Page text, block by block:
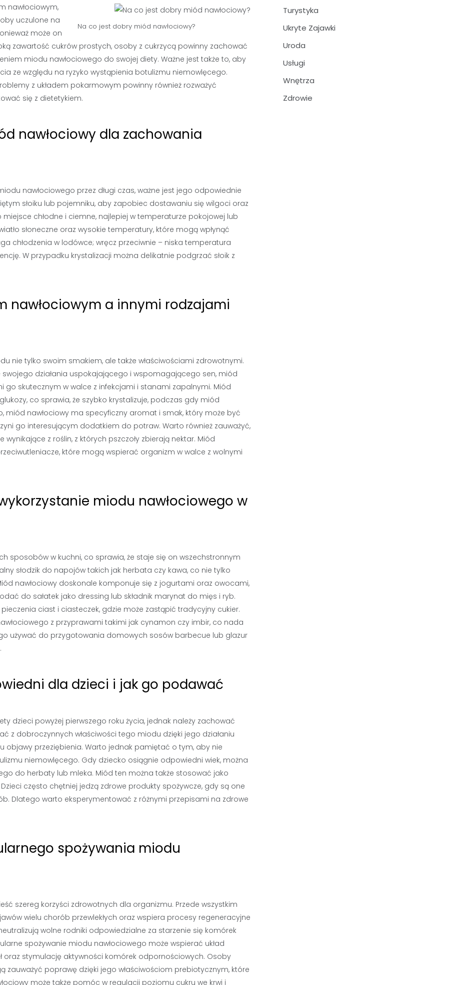
Na co jest dobry miód nawłociowy?
nawłociowym,
uczulone na
może on
zawartość cukrów prostych, osoby z cukrzycą powinny zachować
miodu nawłociowego do swojej diety. Ważne jest także to, aby
ze względu na ryzyko wystąpienia botulizmu niemowlęcego.
z układem pokarmowym powinny również rozważyć
się z dietetykiem.
nawłociowy dla zachowania
nawłociowego przez długi czas, ważne jest jego odpowiednie
słoiku lub pojemniku, aby zapobiec dostawaniu się wilgoci oraz
chłodne i ciemne, najlepiej w temperaturze pokojowej lub
słoneczne oraz wysokie temperatury, które mogą wpłynąć
chłodzenia w lodówce; wręcz przeciwnie – niska temperatura
W przypadku krystalizacji można delikatnie podgrzać słoik z
nawłociowym a innymi rodzajami
nie tylko swoim smakiem, ale także właściwościami zdrowotnymi.
działania uspokajającego i wspomagającego sen, miód
go skutecznym w walce z infekcjami i stanami zapalnymi. Miód
co sprawia, że szybko krystalizuje, podczas gdy miód
miód nawłociowy ma specyficzny aromat i smak, który może być
go interesującym dodatkiem do potraw. Warto również zauważyć,
z roślin, z których pszczoły zbierają nektar. Miód
które mogą wspierać organizm w walce z wolnymi
miodu nawłociowego w
sposobów w kuchni, co sprawia, że staje się on wszechstronnym
słodzik do napojów takich jak herbata czy kawa, co nie tylko
nawłociowy doskonale komponuje się z jogurtami oraz owocami,
do sałatek jako dressing lub składnik marynat do mięs i ryb.
ciast i ciasteczek, gdzie może zastąpić tradycyjny cukier.
z przyprawami takimi jak cynamon czy imbir, co nada
używać do przygotowania domowych sosów barbecue lub glazur
dla dzieci i jak go podawać
dzieci powyżej pierwszego roku życia, jednak należy zachować
z dobroczynnych właściwości tego miodu dzięki jego działaniu
przeziębienia. Warto jednak pamiętać o tym, aby nie
niemowlęcego. Gdy dziecko osiągnie odpowiedni wiek, można
do herbaty lub mleka. Miód ten można także stosować jako
często chętniej jedzą zdrowe produkty spożywcze, gdy są one
Dlatego warto eksperymentować z różnymi przepisami na zdrowe
spożywania miodu
szereg korzyści zdrowotnych dla organizmu. Przede wszystkim
wielu chorób przewlekłych oraz wspiera procesy regeneracyjne
wolne rodniki odpowiedzialne za starzenie się komórek
spożywanie miodu nawłociowego może wspierać układ
oraz stymulację aktywności komórek odpornościowych. Osoby
poprawę dzięki jego właściwościom prebiotycznym, które
może także pomóc w regulacji poziomu cukru we krwi i
Turystyka
Ukryte Zajawki
Uroda
Usługi
Wnętrza
Zdrowie